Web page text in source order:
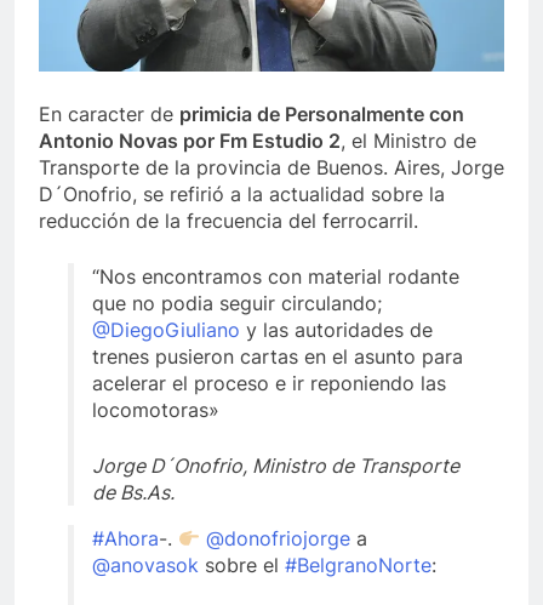
En caracter de primicia de Personalmente con
Antonio Novas por Fm Estudio 2, el Ministro de
Transporte de la provincia de Buenos. Aires, Jorge
D´Onofrio, se refirió a la actualidad sobre la
reducción de la frecuencia del ferrocarril.
“Nos encontramos con material rodante
que no podia seguir circulando;
@DiegoGiuliano y las autoridades de
trenes pusieron cartas en el asunto para
acelerar el proceso e ir reponiendo las
locomotoras»
Jorge D´Onofrio, Ministro de Transporte
de Bs.As.
#Ahora-. @donofriojorge a
@anovasok sobre el #BelgranoNorte: